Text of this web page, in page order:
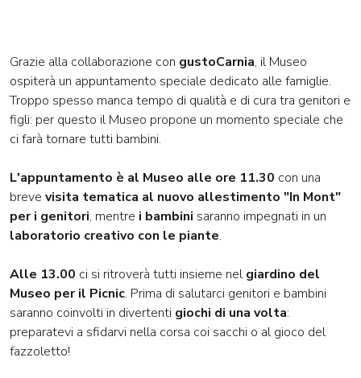
Grazie alla collaborazione con gustoCarnia, il Museo
ospiterà un appuntamento speciale dedicato alle famiglie.
Troppo spesso manca tempo di qualità e di cura tra genitori e
figli: per questo il Museo propone un momento speciale che
ci farà tornare tutti bambini.
L'appuntamento è al Museo alle ore 11.30 con una
breve visita tematica al nuovo allestimento "In Mont"
per i genitori, mentre i bambini saranno impegnati in un
laboratorio creativo con le piante.
Alle 13.00 ci si ritroverà tutti insieme nelgiardino del
Museo per il Picnic. Prima di salutarci genitori e bambini
saranno coinvolti in divertenti giochi di una volta:
preparatevi a sfidarvi nella corsa coi sacchi o al gioco del
fazzoletto!